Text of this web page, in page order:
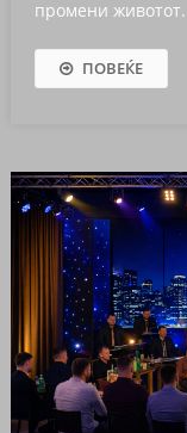
промени животот.
ПОВЕЌЕ